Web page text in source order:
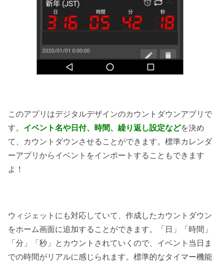
このアプリはデジタルデザインのカウントダウンアプリで
す。 イベント名や日付、時間、繰り返し設定などを決め
て、カウントダウンさせることができます。標準カレンダ
ーアプリからイベントをインポートすることもできます
よ！
ウィジェットにも対応していて、作成したカウントダウン
をホーム画面に追加することができます。「日」「時間」
「分」「秒」とカウントされていくので、イベント当日ま
での時間がリアルに感じられます。標準的なタイマー機能